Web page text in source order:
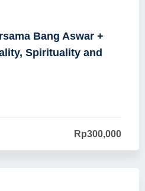
Bang Aswar +
Spirituality and
Rp300,000